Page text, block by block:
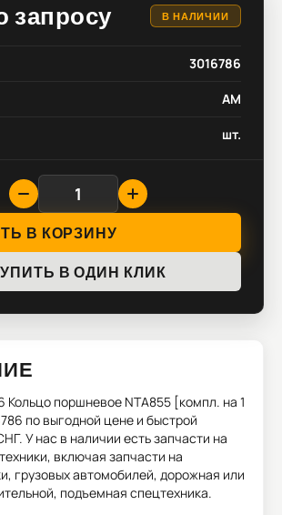
запросу В НАЛИЧИИ
3016786
AM
шт.
В КОРЗИНУ
В ОДИН КЛИК
Кольцо поршневое NTA855 [компл. на 1
по выгодной цене и быстрой
У нас в наличии есть запчасти на
включая запчасти на
грузовых автомобилей, дорожная или
подъемная спецтехника.